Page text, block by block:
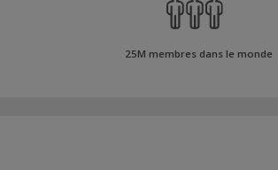
25M membres dans le monde